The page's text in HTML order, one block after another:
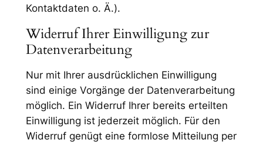
Kontaktdaten o. Ä.).
Widerruf Ihrer Einwilligung zur
Datenverarbeitung
Nur mit Ihrer ausdrücklichen Einwilligung
sind einige Vorgänge der Datenverarbeitung
möglich. Ein Widerruf Ihrer bereits erteilten
Einwilligung ist jederzeit möglich. Für den
Widerruf genügt eine formlose Mitteilung per